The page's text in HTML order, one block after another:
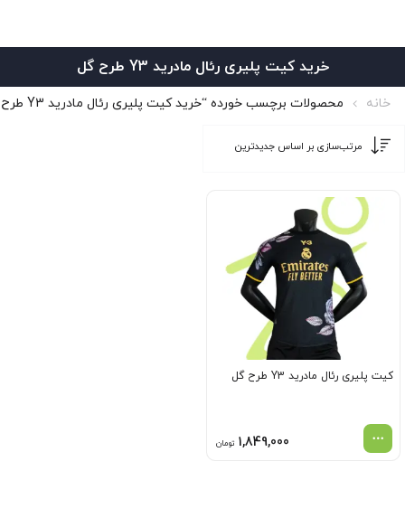
خرید کیت پلیری رئال مادرید Y3 طرح گل
خانه محصولات برچسب خورده “خرید کیت پلیری رئال مادرید Y3 طرح گل”
کیت پلیری رئال مادرید Y3 طرح گل
1,849,000 تومان